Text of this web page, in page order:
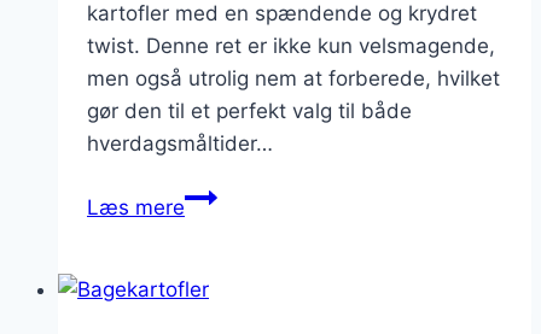
kartofler med en spændende og krydret
twist. Denne ret er ikke kun velsmagende,
men også utrolig nem at forberede, hvilket
gør den til et perfekt valg til både
hverdagsmåltider…
Læs mereBagte
feta